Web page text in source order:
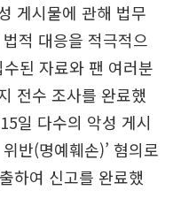
게시물에 관해 법무
적 대응을 적극적으
된 자료와 팬 여러분
전수 조사를 완료했
일 다수의 악성 게시
반(명예훼손)’ 혐의로
하여 신고를 완료했